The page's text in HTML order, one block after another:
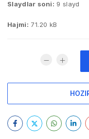
Slaydlar soni: 9 slayd
Hajmi: 71.20 kB